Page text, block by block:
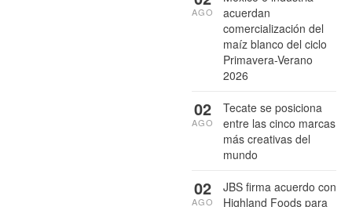
acuerdan
comercialización del
maíz blanco del ciclo
Primavera-Verano
2026
AGO
Tecate se posiciona
entre las cinco marcas
más creativas del
mundo
02
AGO
JBS firma acuerdo con
Highland Foods para
02
AGO